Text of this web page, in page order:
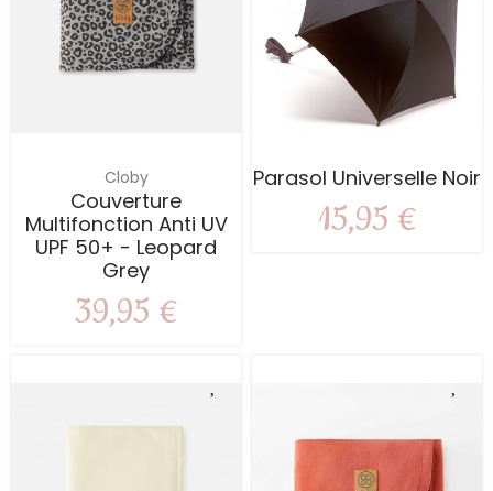
Cloby
Couverture
Multifonction Anti UV
UPF 50+ - Leopard
Grey
39,95 €
Parasol Universelle Noir
15,95 €